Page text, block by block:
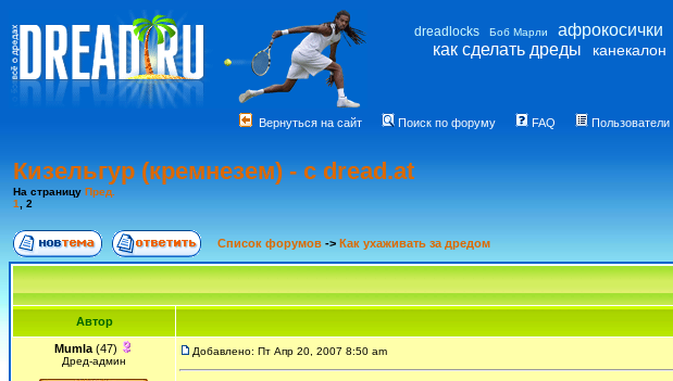
dreadlocks Боб Марли афрокосички
как сделать дреды канекалон
Вернуться на сайт Поиск по форуму FAQ Пользователи
Кизельгур (кремнезем) - с dread.at
На страницу Пред.
1
2
Список форумов -> Как ухаживать за дредом
Автор
Mumla (47)
Дред-админ
Добавлено: Пт Апр 20, 2007 8:50 am